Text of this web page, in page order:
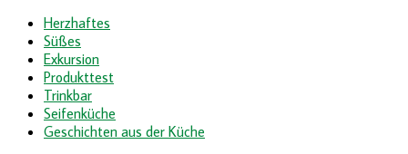
Herzhaftes
Süßes
Exkursion
Produkttest
Trinkbar
Seifenküche
Geschichten aus der Küche